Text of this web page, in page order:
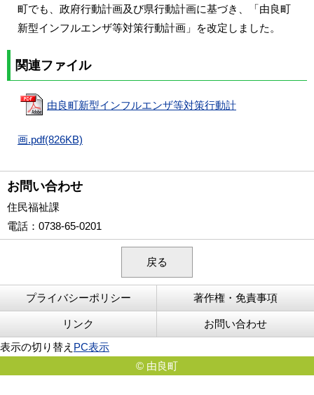
町でも、政府行動計画及び県行動計画に基づき、「由良町
新型インフルエンザ等対策行動計画」を改定しました。
関連ファイル
由良町新型インフルエンザ等対策行動計
画.pdf(826KB)
お問い合わせ
住民福祉課
電話 ：0738-65-0201
戻る
プライバシーポリシー 著作権・免責事項
リンク
お問い合わせ
表示の切り替え PC表示
© 由良町